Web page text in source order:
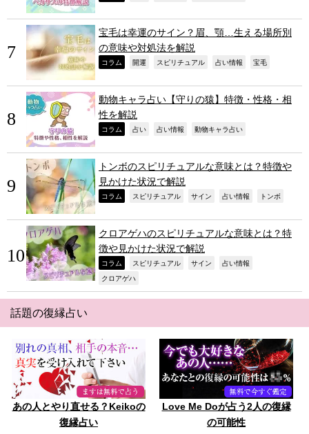
宝毛は幸運のサイン？眉、顎…生える場所別
の意味や対処法を解説
コラム 開運 スピリチュアル 占い情報 宝毛
動物キャラ占い【守りの猿】特徴・性格・相
性を解説
コラム 占い 占い情報 動物キャラ占い
トンボのスピリチュアルな意味とは？特徴や
見かけた状況で解説
コラム スピリチュアル サイン 占い情報 トンボ
クロアゲハのスピリチュアルな意味とは？特
徴や見かけた状況で解説
コラム スピリチュアル サイン 占い情報
クロアゲハ
話題の復縁占い
あの人とやり直せる？Keikoの
復縁占い
Love Me Doが占う2人の復縁
の可能性